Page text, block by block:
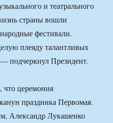
и театрального
страны вошли
фестивали.
плеяду талантливых
подчеркнул Президент.
что церемония
праздника Первомая.
Александр Лукашенко